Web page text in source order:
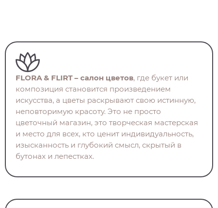
FLORA & FLIRT – салон цветов, где букет или
композиция становится произведением
искусства, а цветы раскрывают свою истинную,
неповторимую красоту. Это не просто
цветочный магазин, это творческая мастерская
и место для всех, кто ценит индивидуальность,
изысканность и глубокий смысл, скрытый в
бутонах и лепестках.